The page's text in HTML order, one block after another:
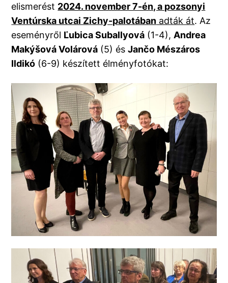
elismerést 2024. november 7-én, a pozsonyi
Ventúrska utcai Zichy-palotában adták át. Az
eseményről Ľubica Suballyová (1-4), Andrea
Makýšová Volárová (5) ésJančo Mészáros
Ildikó (6-9) készített élményfotókat: